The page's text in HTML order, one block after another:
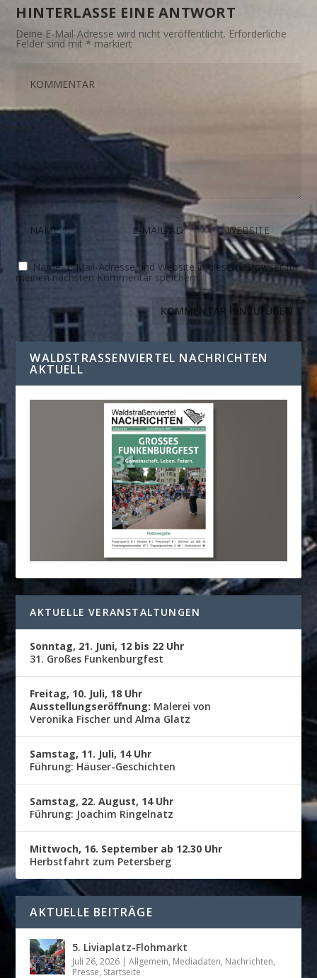
HINTERLASSE EINE ANTWORT
Deine E-Mail-Adresse wird nicht veröffentlicht. Erforderliche
Felder sind mit* markiert
Name, E-Mail-Adresse und Website in diesem Browser für
meinen nächsten Kommentar speichern.
WALDSTRASSENVIERTEL NACHRICHTEN A
KTUELL
AKTUELLE VERANSTALTUNGEN
Sonntag, 21. Juni, 12 bis 22 Uhr
31. Großes Funkenburgfest
Freitag, 10. Juli, 18 Uhr
Ausstellungseröffnung: Malerei von
Veronika Fischer und Alma Glatz
Samstag, 11. Juli, 14 Uhr
Führung: Häuser-Geschichten
Samstag, 22. August, 14 Uhr
Führung: Joachim Ringelnatz
Mittwoch, 16. September ab 12.30 Uhr
Herbstfahrt zum Petersberg
AKTUELLE BEITRÄGE
5. Liviaplatz-Flohmarkt
Juli 26, 2026 |Allgemein, Mediadaten, Nachrichten,
Presse, Startseite